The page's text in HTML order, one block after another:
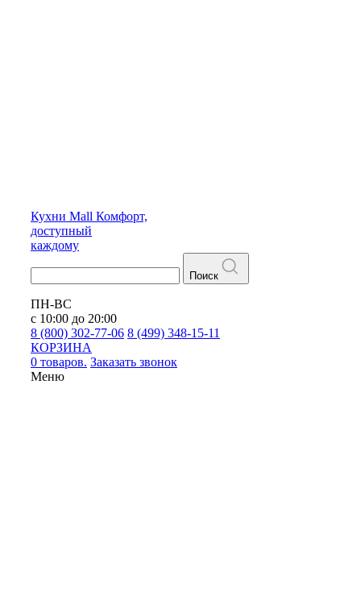
Кухни Mall Комфорт,
доступный
каждому
Поиск
ПН-ВС
с 10:00 до 20:00
8 (800) 302-77-06 8 (499) 348-15-11
КОРЗИНА
0 товаров. Заказать звонок
Меню